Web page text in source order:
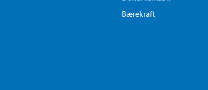
Bærekraft